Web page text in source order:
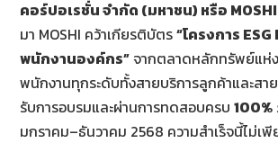
คอร์ปอเรชั่น จำกัด (มหาชน) หรือ MOSHI
มา MOSHI คว้าเกียรติบัตร“โครงการ
พนักงานองค์กร”จากตลาดหลักทรัพย์แห่
พนักงานทุกระดับทั้งสายบริการลูกค้าและสา
รับการอบรมและผ่านการทดสอบครบ100%
มกราคม–ธันวาคม 2568 ความสำเร็จนี้ไม่เ